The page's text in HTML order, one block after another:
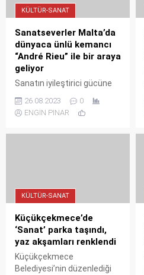
KÜLTÜR-SANAT
Sanatseverler Malta’da
dünyaca ünlü kemancı
“André Rieu” ile bir araya
geliyor
Sanatın iyileştirici gücüne
4 Eylül 2023 tarihleri
arasında Malta’da
26.08.2023
0
ENGİN PINAR
KÜLTÜR-SANAT
Küçükçekmece’de
‘Sanat’ parka taşındı,
yaz akşamları renklendi
Küçükçekmece
Belediyesi’nin düzenlediği